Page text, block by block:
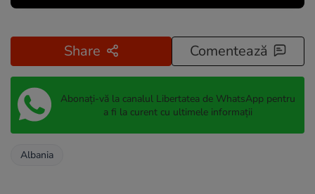
Share Comentează
Abonați-vă la canalul Libertatea de WhatsApp pentru
a fi la curent cu ultimele informații
Albania